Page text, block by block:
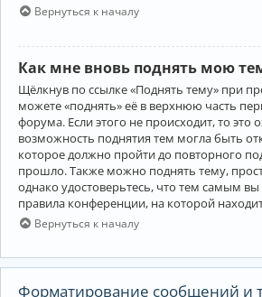
Вернуться к началу
Как мне вновь поднять мою
Щёлкнув по ссылке «Поднять тему» при
можете «поднять» её в верхнюю часть
форума. Если этого не происходит, то это
возможность поднятия тем могла быть
которое должно пройти до повторного
прошло. Также можно поднять тему,
однако удостоверьтесь, что тем самым
правила конференции, на которой
Вернуться к началу
Форматирование сообщений и